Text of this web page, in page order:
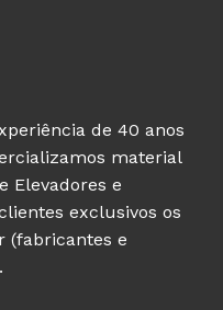
de 40 anos
material
Elevadores e
exclusivos os
(fabricantes e